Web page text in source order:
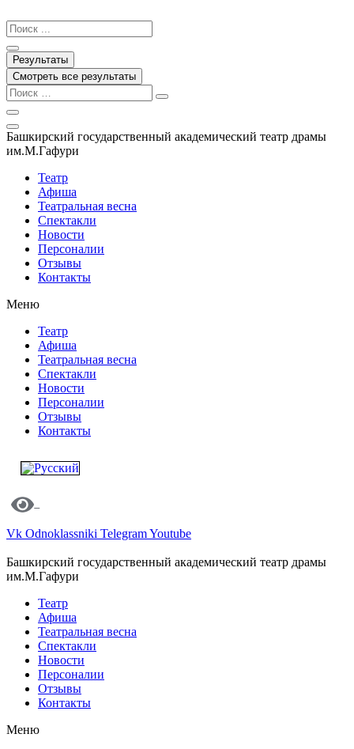
к
содержимому
Search
...
Результаты
Смотреть все результаты
Башкирский государственный академический театр драмы
им.М.Гафури
Театр
Афиша
Театральная весна
Спектакли
Новости
Персоналии
Отзывы
Контакты
Меню
Театр
Афиша
Театральная весна
Спектакли
Новости
Персоналии
Отзывы
Контакты
Vk Odnoklassniki TelegramYoutube
Башкирский государственный академический театр драмы
им.М.Гафури
Театр
Афиша
Театральная весна
Спектакли
Новости
Персоналии
Отзывы
Контакты
Меню